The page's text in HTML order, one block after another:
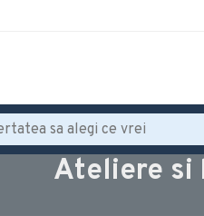
Ateliere si